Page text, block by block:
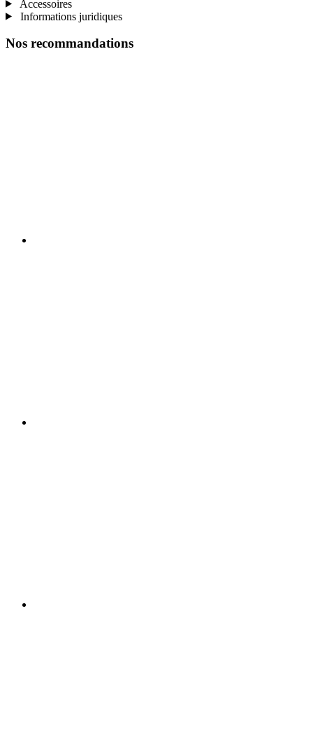
Accessoires
Informations juridiques
Nos recommandations